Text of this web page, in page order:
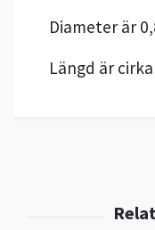
Diameter är
Längd är